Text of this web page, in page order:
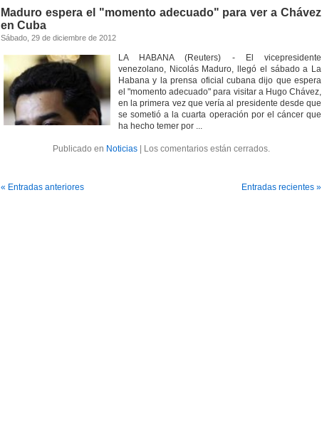
Maduro espera el "momento adecuado" para ver a Chávez
en Cuba
Sábado, 29 de diciembre de 2012
LA HABANA (Reuters) - El vicepresidente
venezolano, Nicolás Maduro, llegó el sábado a La
Habana y la prensa oficial cubana dijo que espera
el "momento adecuado" para visitar a Hugo Chávez,
en la primera vez que vería al presidente desde que
se sometió a la cuarta operación por el cáncer que
ha hecho temer por ...
Publicado en Noticias| Los comentarios están cerrados.
« Entradas anteriores Entradas recientes »